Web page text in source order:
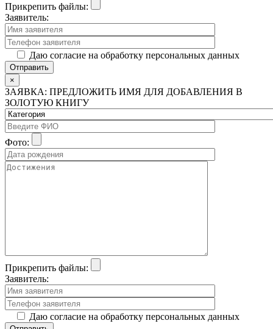
Прикрепить файлы:
Заявитель:
Даю согласие на обработку персональных данных
×
ЗАЯВКА: ПРЕДЛОЖИТЬ ИМЯ ДЛЯ ДОБАВЛЕНИЯ В
ЗОЛОТУЮ КНИГУ
Фото:
Прикрепить файлы:
Заявитель:
Даю согласие на обработку персональных данных